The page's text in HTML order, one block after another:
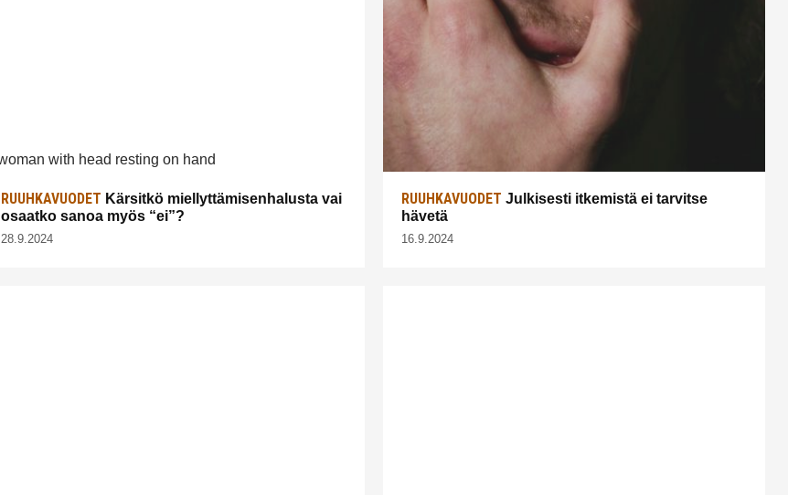
RUUHKAVUODET Kärsitkö miellyttämisenhalusta vai
osaatko sanoa myös “ei”?
28.9.2024
RUUHKAVUODET Julkisesti itkemistä ei tarvitse
hävetä
16.9.2024